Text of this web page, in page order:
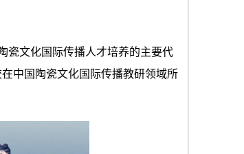
瓷文化国际传播人才培养的主要代
中国陶瓷文化国际传播教研领域所